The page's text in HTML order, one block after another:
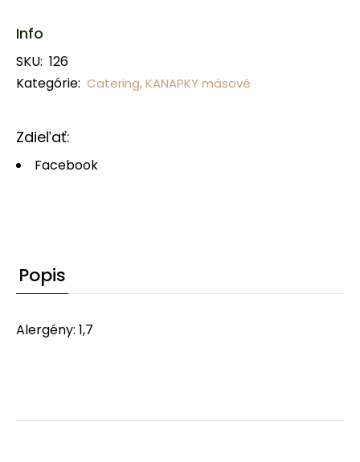
Info
SKU: 126
Kategórie: Catering,KANAPKY mäsové
Zdieľať:
Facebook
Popis
Alergény: 1,7